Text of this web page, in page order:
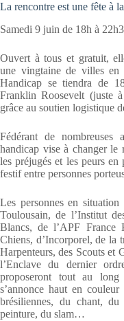
La rencontre est une fête à
Samedi 9 juin de 18h à
Ouvert à tous et gratuit,
une vingtaine de villes
Handicap se tiendra de
Franklin Roosevelt (juste
grâce au soutien logistique
Fédérant de nombreuses
handicap vise à changer le
les préjugés et les peurs
festif entre personnes
Les personnes en
Toulousain, de l’Institut
Blancs, de l’APF France
Chiens, d’Incorporel, de la
Harpenteurs, des Scouts et
l’Enclave du dernier
proposeront tout au
s’annonce haut en
brésiliennes, du chant,
peinture, du slam…